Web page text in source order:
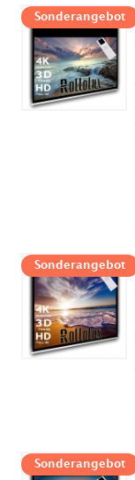
Sonderangebot
Sonderangebot
Sonderangebot